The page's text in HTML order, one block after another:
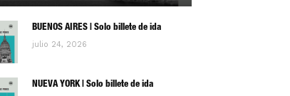
BUENOS AIRES | Solo billete de ida
julio 24, 2026
NUEVA YORK | Solo billete de ida